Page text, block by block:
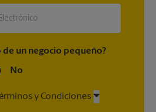
un negocio pequeño?
No
y Condiciones